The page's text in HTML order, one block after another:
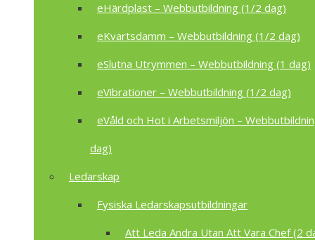
eHärdplast – Webbutbildning (1/2 dag)
eKvartsdamm – Webbutbildning (1/2 dag)
eSlutna Utrymmen – Webbutbildning (1 dag)
eVibrationer – Webbutbildning (1/2 dag)
eVåld och Hot i Arbetsmiljön –
dag)
Ledarskap
Fysiska Ledarskapsutbildningar
Att Leda Andra Utan Att Vara Chef (2